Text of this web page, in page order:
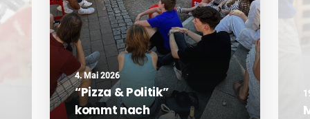
4. Mai 2026
“Pizza & Politik”
kommt nach